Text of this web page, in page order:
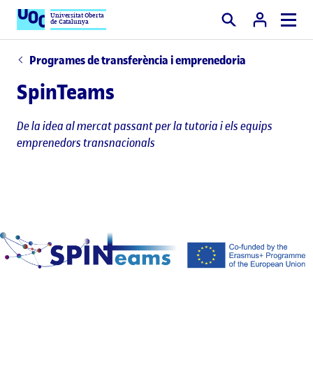
Universitat Oberta
de Catalunya Cercar
Programes de transferència i emprenedoria
SpinTeams
De la idea al mercat passant per la tutoria i els equips
emprenedors transnacionals